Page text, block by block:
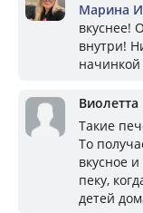
Марина
вкуснее!
внутри!
Такие
То
вкусное
пеку,
детей